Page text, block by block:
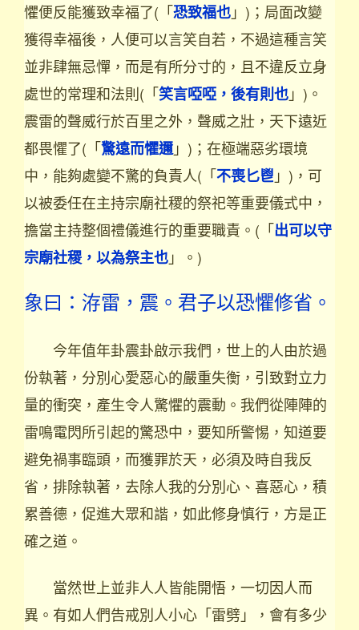
懼便反能獲致幸福了(「恐致福也 」)；局面改變
獲得幸福後，人便可以言笑自若，不過這種言笑
並非肆無忌憚，而是有所分寸的，且不違反立身
處世的常理和法則(「笑言啞啞，後有則也 」)。
震雷的聲威行於百里之外，聲威之壯，天下遠近
都畏懼了(「驚遠而懼邇 」)；在極端惡劣環境
中，能夠處變不驚的負責人(「不喪匕鬯 」)，可
以被委任在主持宗廟社稷的祭祀等重要儀式中，
擔當主持整個禮儀進行的重要職責。(「出可以守
宗廟社稷，以為祭主也 」。)
象曰：洊雷，震。君子以恐懼修省。
今年值年卦震卦啟示我們，世上的人由於過
份執著，分別心愛惡心的嚴重失衡，引致對立力
量的衝突，產生令人驚懼的震動。我們從陣陣的
雷鳴電閃所引起的驚恐中，要知所警惕，知道要
避免禍事臨頭，而獲罪於天，必須及時自我反
省，排除執著，去除人我的分別心、喜惡心，積
累善德，促進大眾和諧，如此修身慎行，方是正
確之道。
當然世上並非人人皆能開悟，一切因人而
異。有如人們告戒別人小心「雷劈」，會有多少